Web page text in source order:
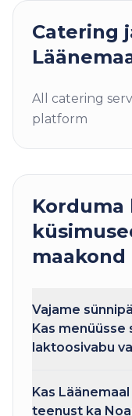
Catering
All catering
platform
Korduma
maakond
Vajame
Kas menüüsse
laktoosivabu
Kas
teenust ka